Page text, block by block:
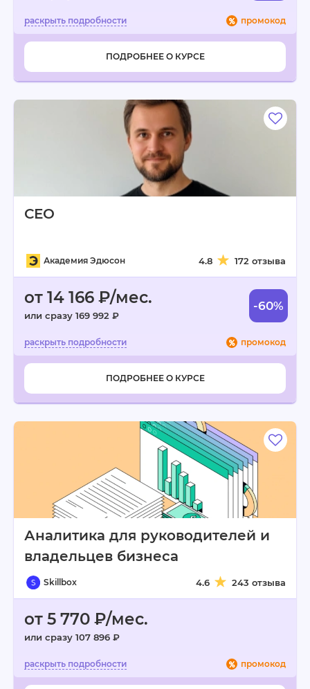
промокод
ПОДРОБНЕЕ О КУРСЕ
СЕО
Академия Эдюсон 4.8 172 отзыва
от 14 166 ₽/мес.
или сразу 169 992 ₽
-60%
промокод
ПОДРОБНЕЕ О КУРСЕ
Аналитика для руководителей и
владельцев бизнеса
Skillbox 4.6 243 отзыва
от 5 770 ₽/мес.
или сразу 107 896 ₽
промокод